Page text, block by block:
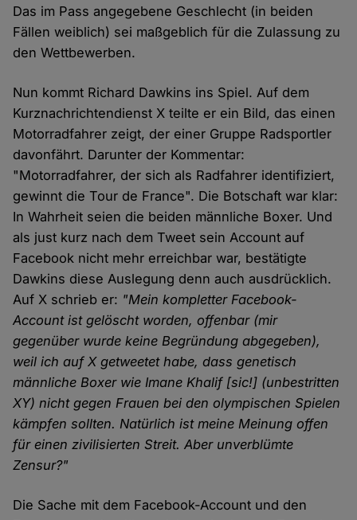
Das im Pass angegebene Geschlecht (in beiden
Fällen weiblich) sei maßgeblich für die Zulassung zu
den Wettbewerben.
Nun kommt Richard Dawkins ins Spiel. Auf dem
Kurznachrichtendienst X teilte er ein Bild, das einen
Motorradfahrer zeigt, der einer Gruppe Radsportler
davonfährt. Darunter der Kommentar:
"Motorradfahrer, der sich als Radfahrer identifiziert,
gewinnt die Tour de France". Die Botschaft war klar:
In Wahrheit seien die beiden männliche Boxer. Und
als just kurz nach dem Tweet sein Account auf
Facebook nicht mehr erreichbar war, bestätigte
Dawkins diese Auslegung denn auch ausdrücklich.
Auf X schrieb er: "Mein kompletter Facebook-
Account ist gelöscht worden, offenbar (mir
gegenüber wurde keine Begründung abgegeben),
weil ich auf X getweetet habe, dass genetisch
männliche Boxer wie Imane Khalif [sic!] (unbestritten
XY) nicht gegen Frauen bei den olympischen Spielen
kämpfen sollten. Natürlich ist meine Meinung offen
für einen zivilisierten Streit. Aber unverblümte
Zensur?"
Die Sache mit dem Facebook-Account und den